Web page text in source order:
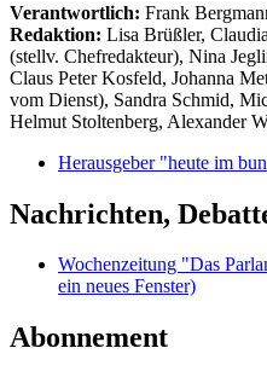
Verantwortlich: Frank
Redaktion: Lisa Brüßler,
(stellv. Chefredakteur), Nina
Claus Peter Kosfeld, Johanna
vom Dienst), Sandra Schmid,
Helmut Stoltenberg, Alexander
Herausgeber "heute im
Nachrichten,
Wochenzeitung "Das
ein neues Fenster)
Abonnement